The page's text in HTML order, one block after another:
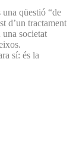
qüestió “de
d’un tractament
societat
sí: és la